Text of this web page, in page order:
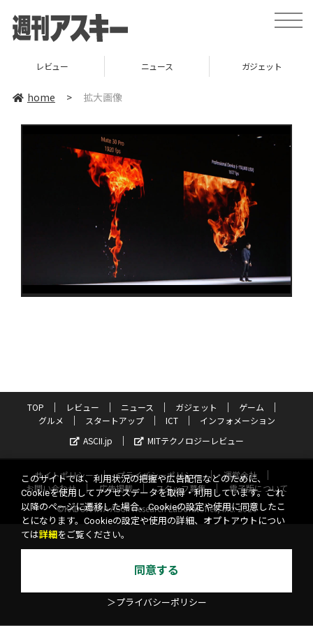
toggle
レビュー ニュース ガジェット
home > 拡大画像
TOP レビュー ニュース ガジェット
ゲーム
グルメ
スタートアップ ICT
インフォメーション
ASCII.jp
MITテクノロジーレビュー
サイトポリシー プライバシーポリシー
運営会社
お問い合わせ
広告掲載 スタッフ募集
電子版について
©KADOKAWA ASCII Research Laboratories, Inc. 2026
このサイトでは、利用状況の把握や広告配信などのために、
Cookieを使用してアクセスデータを取得・利用しています。これ
以降のページに遷移した場合、Cookieの設定や使用に同意したこ
とになります。Cookieの設定や使用の詳細、オプトアウトについ
ては詳細 をご覧ください。
同意する
＞プライバシーポリシー